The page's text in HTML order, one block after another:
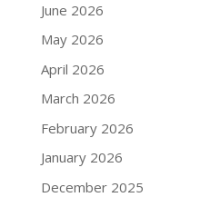
June 2026
May 2026
April 2026
March 2026
February 2026
January 2026
December 2025